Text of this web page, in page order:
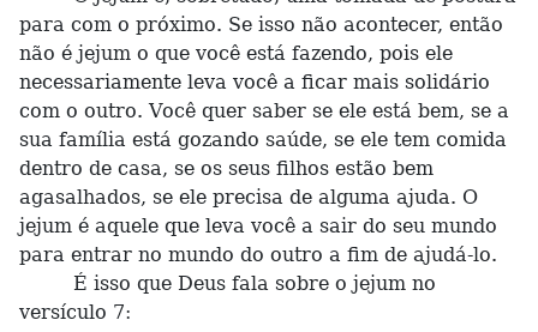
para com o próximo. Se isso não acontecer, então
não é jejum o que você está fazendo, pois ele
necessariamente leva você a ficar mais solidário
com o outro. Você quer saber se ele está bem, se a
sua família está gozando saúde, se ele tem comida
dentro de casa, se os seus filhos estão bem
agasalhados, se ele precisa de alguma ajuda. O
jejum é aquele que leva você a sair do seu mundo
para entrar no mundo do outro a fim de ajudá-lo.
É isso que Deus fala sobre o jejum no
versículo 7: